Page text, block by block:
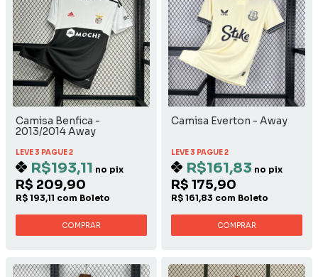
Camisa Benfica -
2013/2014 Away
LEVE 3 PAGUE 2
R$193,11 no pix
R$ 209,90
R$ 193,11 com Boleto
COMPRAR
Camisa Everton - Away
LEVE 3 PAGUE 2
R$161,83 no pix
R$ 175,90
R$ 161,83 com Boleto
COMPRAR